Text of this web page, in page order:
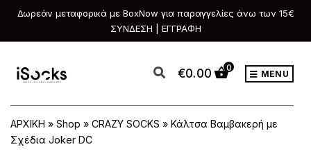
Δωρεάν μεταφορικά με BoxNow για παραγγελίες άνω των 15€
ΣΥΝΔΕΣΗ | ΕΓΓΡΑΦΗ
€0.00 0
MENU
ΑΡΧΙΚΗ » Shop » CRAZY SOCKS » Κάλτσα Βαμβακερή με
Σχέδια Joker DC